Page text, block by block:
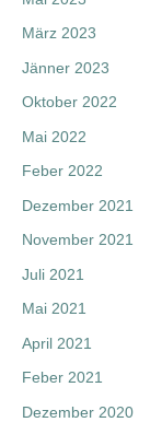
März 2023
Jänner 2023
Oktober 2022
Mai 2022
Feber 2022
Dezember 2021
November 2021
Juli 2021
Mai 2021
April 2021
Feber 2021
Dezember 2020